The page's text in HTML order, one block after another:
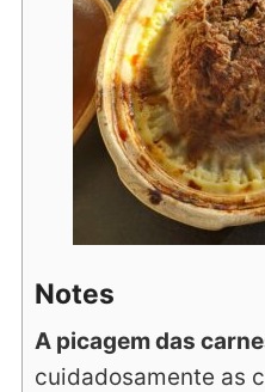
Notes
A picagem das
cuidadosamente as